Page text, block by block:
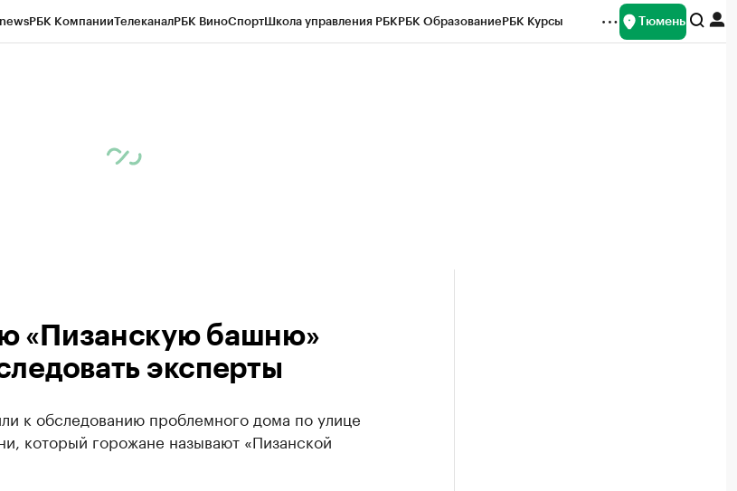
РБК КомпанииТелеканалРБК ВиноСпортШкола управления РБКРБК ОбразованиеРБК Курсы Тюмень
«Пизанскую башню»
эксперты
к обследованию проблемного дома по улице
который горожане называют «Пизанской